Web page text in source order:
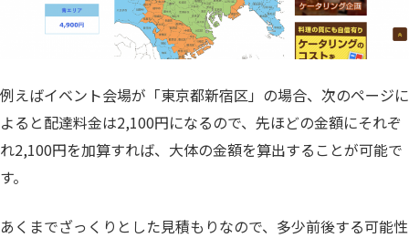
例えばイベント会場が「東京都新宿区」の場合、次のページに
よると配達料金は2,100円になるので、先ほどの金額にそれぞ
れ2,100円を加算すれば、大体の金額を算出することが可能で
す。
あくまでざっくりとした見積もりなので、多少前後する可能性